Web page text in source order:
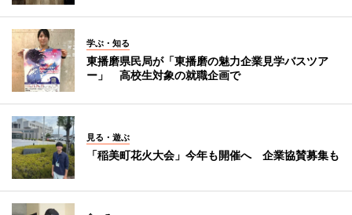
学ぶ・知る
東播磨県民局が「東播磨の魅力企業見学バスツア
ー」 高校生対象の就職企画で
見る・遊ぶ
「稲美町花火大会」今年も開催へ 企業協賛募集も